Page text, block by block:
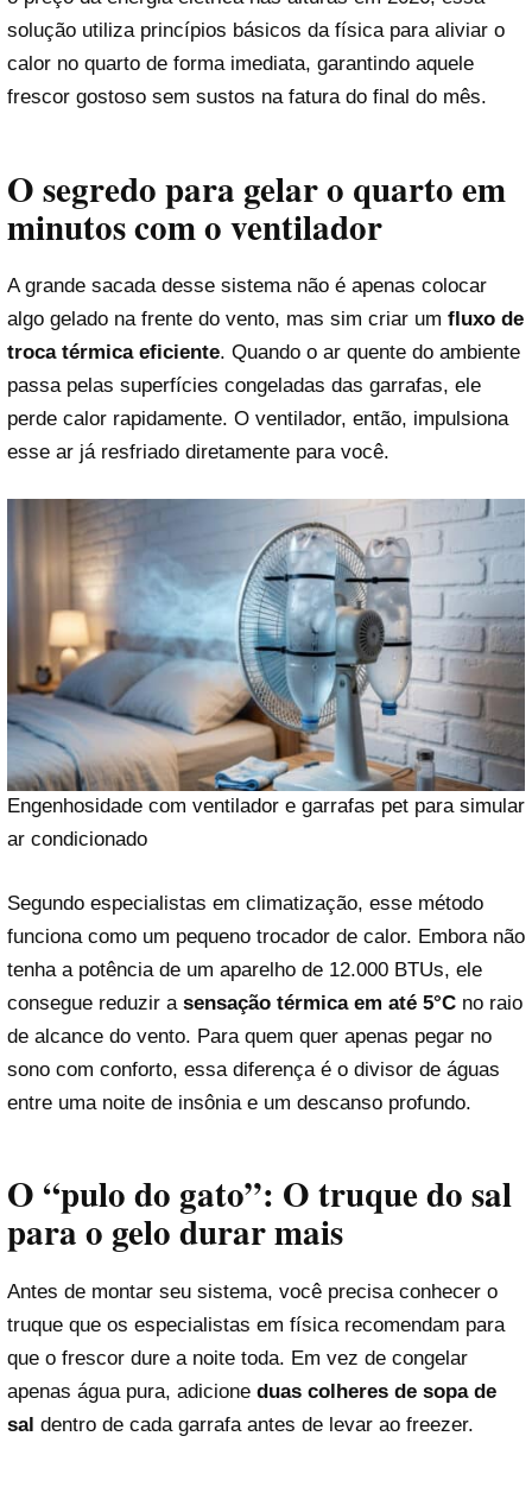
solução utiliza princípios básicos da física para aliviar o
calor no quarto de forma imediata, garantindo aquele
frescor gostoso sem sustos na fatura do final do mês.
O segredo para gelar o quarto em
minutos com o ventilador
A grande sacada desse sistema não é apenas colocar
algo gelado na frente do vento, mas sim criar um fluxo de
troca térmica eficiente. Quando o ar quente do ambiente
passa pelas superfícies congeladas das garrafas, ele
perde calor rapidamente. O ventilador, então, impulsiona
esse ar já resfriado diretamente para você.
Engenhosidade com ventilador e garrafas pet para simular
ar condicionado
Segundo especialistas em climatização, esse método
funciona como um pequeno trocador de calor. Embora não
tenha a potência de um aparelho de 12.000 BTUs, ele
consegue reduzir a sensação térmica em até 5°C no raio
de alcance do vento. Para quem quer apenas pegar no
sono com conforto, essa diferença é o divisor de águas
entre uma noite de insônia e um descanso profundo.
O “pulo do gato”: O truque do sal
para o gelo durar mais
Antes de montar seu sistema, você precisa conhecer o
truque que os especialistas em física recomendam para
que o frescor dure a noite toda. Em vez de congelar
apenas água pura, adicione duas colheres de sopa de
sal dentro de cada garrafa antes de levar ao freezer.